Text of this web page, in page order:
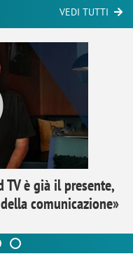
VEDI TUTTI
TV è già il presente,
comunicazione»